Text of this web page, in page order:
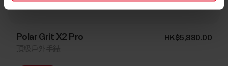
Polar Grit X2 Pro
頂級戶外手錶
HK$5,880.00